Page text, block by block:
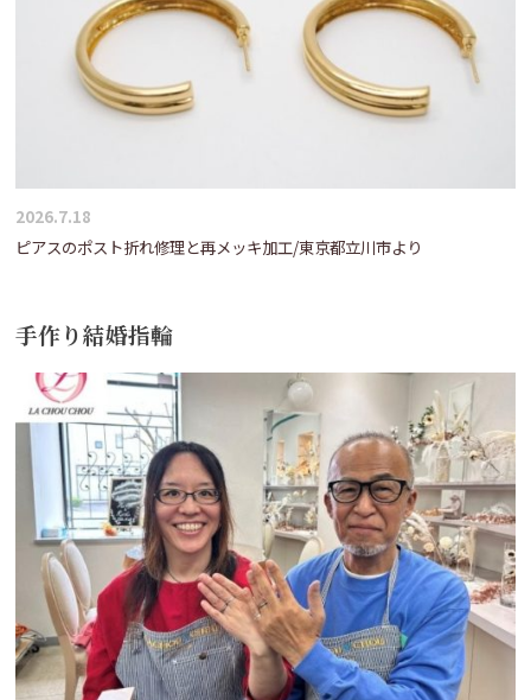
2026.7.18
ピアスのポスト折れ修理と再メッキ加工/東京都立川市より
手作り結婚指輪